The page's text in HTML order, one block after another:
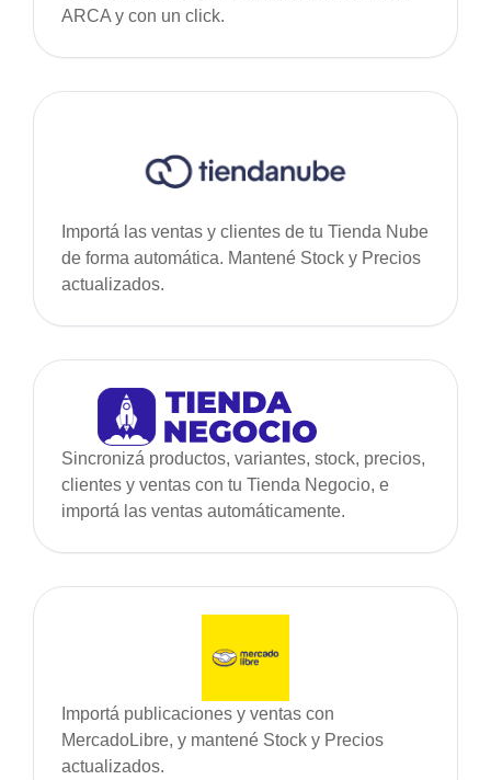
ARCA y con un click.
Importá las ventas y clientes de tu Tienda Nube
de forma automática. Mantené Stock y Precios
actualizados.
Sincronizá productos, variantes, stock, precios,
clientes y ventas con tu Tienda Negocio, e
importá las ventas automáticamente.
Importá publicaciones y ventas con
MercadoLibre, y mantené Stock y Precios
actualizados.